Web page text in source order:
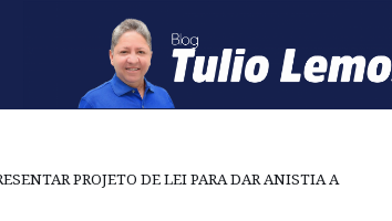
PROJETO DE LEI PARA DAR ANISTIA A